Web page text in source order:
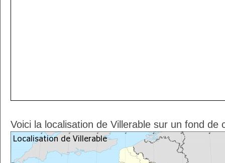
Voici la localisation de Villerable sur un fond de